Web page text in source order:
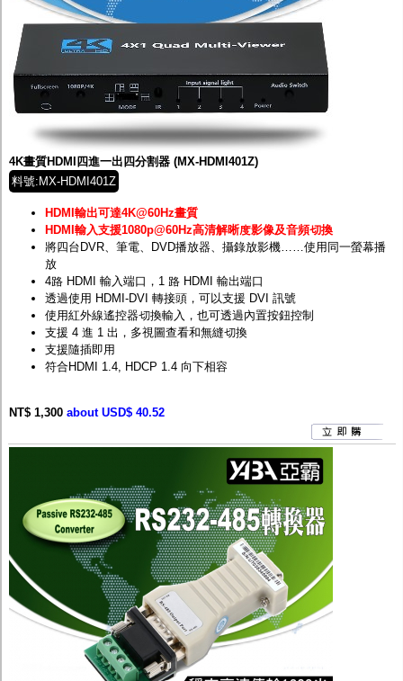
4K畫質HDMI四進一出四分割器 (MX-HDMI401Z)
料號:MX-HDMI401Z
HDMI輸出可達4K@60Hz畫質
HDMI輸入支援1080p@60Hz高清解晰度影像及音頻切換
將四台DVR、筆電、DVD播放器、攝錄放影機……使用同一螢幕播
放
4路 HDMI 輸入端口，1 路 HDMI 輸出端口
透過使用 HDMI-DVI 轉接頭，可以支援 DVI 訊號
使用紅外線遙控器切換輸入，也可透過內置按鈕控制
支援 4 進 1 出，多視圖查看和無縫切換
支援隨插即用
符合HDMI 1.4, HDCP 1.4 向下相容
NT$ 1,300 about USD$ 40.52